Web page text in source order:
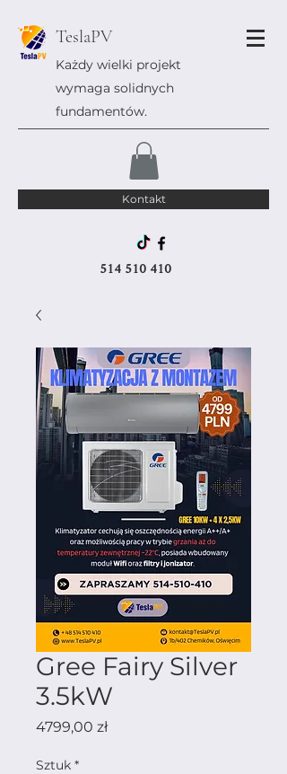
TeslaPV
Każdy wielki projekt
wymaga solidnych
fundamentów.
Kontakt
514 510 410
Gree Fairy Silver
3.5kW
4799,00 złCena
Sztuk *